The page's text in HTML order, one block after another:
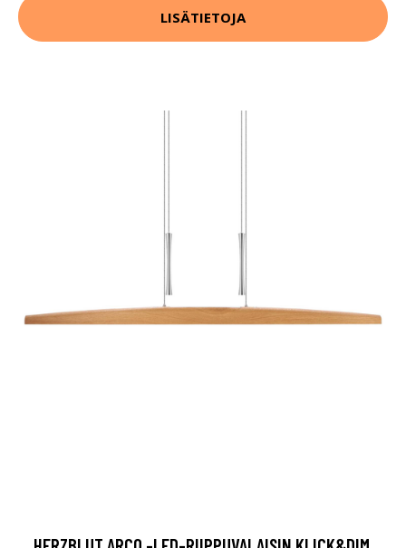
LISÄTIETOJA